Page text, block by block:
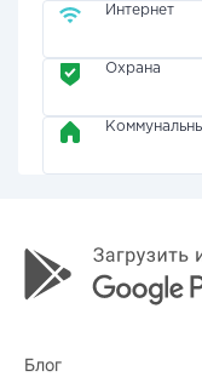
Интернет
Охрана
Блог